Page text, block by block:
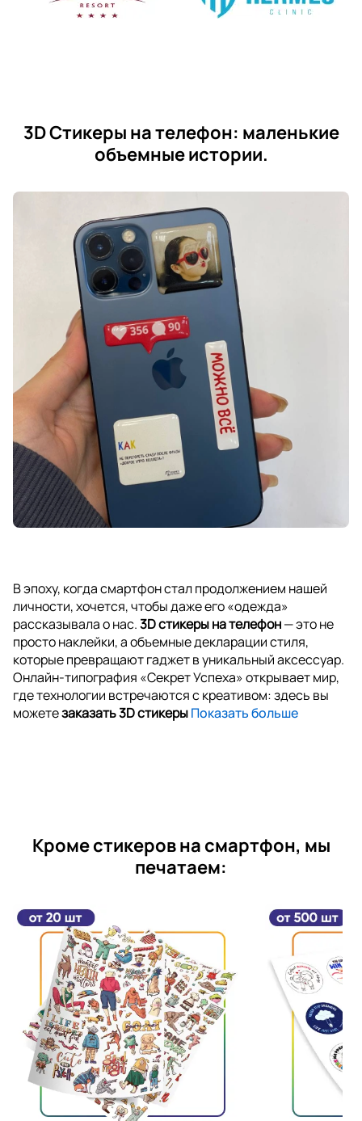
3D Стикеры на телефон: маленькие
объемные истории.
В эпоху, когда смартфон стал продолжением нашей
личности, хочется, чтобы даже его «одежда»
рассказывала о нас.3D стикеры на телефон— это не
просто наклейки, а объемные декларации стиля,
которые превращают гаджет в уникальный аксессуар.
Онлайн-типография «Секрет Успеха» открывает мир,
где технологии встречаются с креативом: здесь вы
можетезаказать 3D стикерыПоказать больше
Кроме стикеров на смартфон, мы
печатаем: